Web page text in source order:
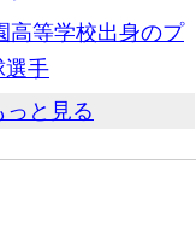
高等学校出身のプ
選手
っと見る